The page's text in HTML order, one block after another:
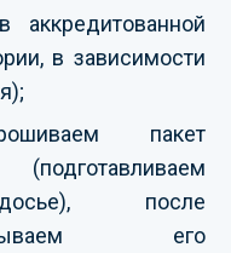
в зависимости
пакет
досье), после
его